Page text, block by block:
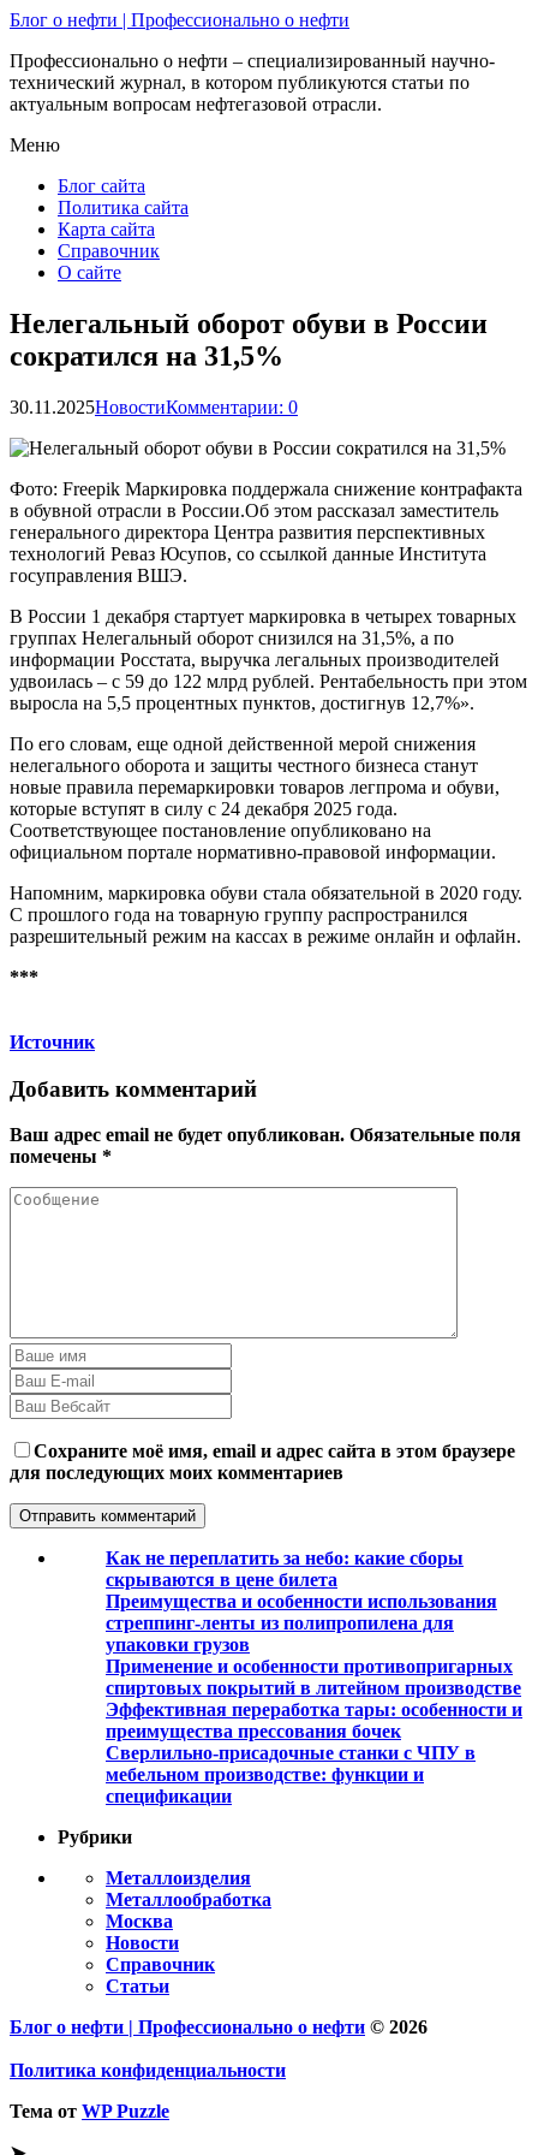
Блог о нефти | Профессионально о нефти
Профессионально о нефти – специализированный научно-
технический журнал, в котором публикуются статьи по
актуальным вопросам нефтегазовой отрасли.
Меню
Блог сайта
Политика сайта
Карта сайта
Справочник
О сайте
Нелегальный оборот обуви в России
сократился на 31,5%
30.11.2025НовостиКомментарии: 0
Фото: Freepik Маркировка поддержала снижение контрафакта
в обувной отрасли в России.Об этом рассказал заместитель
генерального директора Центра развития перспективных
технологий Реваз Юсупов, со ссылкой данные Института
госуправления ВШЭ.
В России 1 декабря стартует маркировка в четырех товарных
группах Нелегальный оборот снизился на 31,5%, а по
информации Росстата, выручка легальных производителей
удвоилась – с 59 до 122 млрд рублей. Рентабельность при этом
выросла на 5,5 процентных пунктов, достигнув 12,7%».
По его словам, еще одной действенной мерой снижения
нелегального оборота и защиты честного бизнеса станут
новые правила перемаркировки товаров легпрома и обуви,
которые вступят в силу с 24 декабря 2025 года.
Соответствующее постановление опубликовано на
официальном портале нормативно-правовой информации.
Напомним, маркировка обуви стала обязательной в 2020 году.
С прошлого года на товарную группу распространился
разрешительный режим на кассах в режиме онлайн и офлайн.
***
Источник
Добавить комментарий
Ваш адрес email не будет опубликован. Обязательные поля
помечены *
Сохраните моё имя, email и адрес сайта в этом браузере
для последующих моих комментариев
Как не переплатить за небо: какие сборы
скрываются в цене билета
Преимущества и особенности использования
стреппинг-ленты из полипропилена для
упаковки грузов
Применение и особенности противопригарных
спиртовых покрытий в литейном производстве
Эффективная переработка тары: особенности и
преимущества прессования бочек
Сверлильно-присадочные станки с ЧПУ в
мебельном производстве: функции и
спецификации
Рубрики
Металлоизделия
Металлообработка
Москва
Новости
Справочник
Статьи
Блог о нефти | Профессионально о нефти © 2026
Политика конфиденциальности
Тема от WP Puzzle